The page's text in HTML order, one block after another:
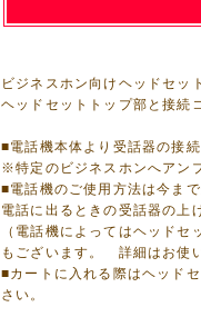
ビジネスホン向けヘッドセッ
ヘッドセットトップ部と接続
■電話機本体より受話器の接
※特定のビジネスホンへアン
■電話機のご使用方法は今まで
電話に出るときの受話器の上
（電話機によってはヘッド
もございます。 詳細はお使
■カートに入れる際はヘッド
さい。